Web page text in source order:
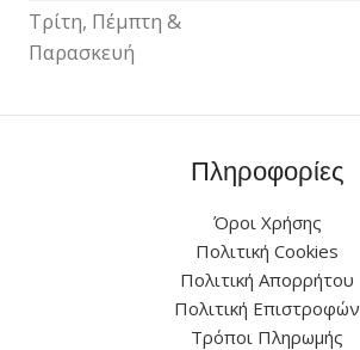
Τρίτη, Πέμπτη &
Παρασκευή
Πληροφορίες
Όροι Χρήσης
Πολιτική Cookies
Πολιτική Απορρήτου
Πολιτική Επιστροφών
Τρόποι Πληρωμής